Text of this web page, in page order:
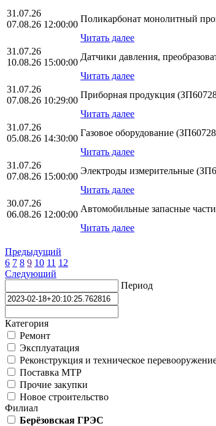
31.07.26
07.08.26 12:00:00
Поликарбонат монолитный
Читать далее
31.07.26
10.08.26 15:00:00
Датчики давления,
Читать далее
31.07.26
07.08.26 10:29:00
Приборная продукция
Читать далее
31.07.26
05.08.26 14:30:00
Газовое оборудование
Читать далее
31.07.26
07.08.26 15:00:00
Электроды измерительные
Читать далее
30.07.26
06.08.26 12:00:00
Автомобильные запасные
Читать далее
Предыдущий
6 7 8 9 10 11 12
Следующий
Период
Категория
Ремонт
Эксплуатация
Реконструкция и техническое
Поставка МТР
Прочие закупки
Новое строительство
Филиал
Берёзовская ГРЭС